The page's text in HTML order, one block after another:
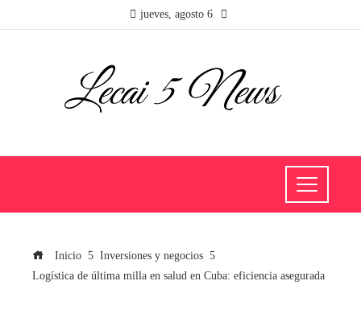
jueves, agosto 6
Inicio
Inversiones y negocios
Logística de última milla en salud en Cuba: eficiencia asegurada